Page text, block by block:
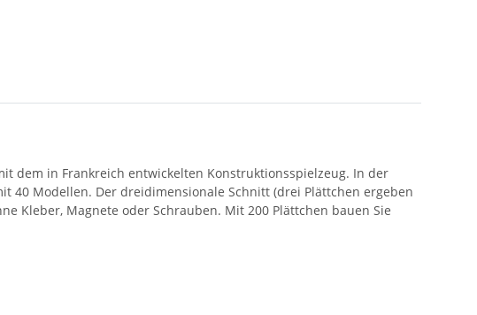
dem in Frankreich entwickelten Konstruktionsspielzeug. In der
40 Modellen. Der dreidimensionale Schnitt (drei Plättchen ergeben
Kleber, Magnete oder Schrauben. Mit 200 Plättchen bauen Sie